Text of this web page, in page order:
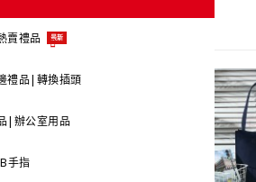
賣禮品 最新
禮品|轉換插頭
|辦公室用品
手指